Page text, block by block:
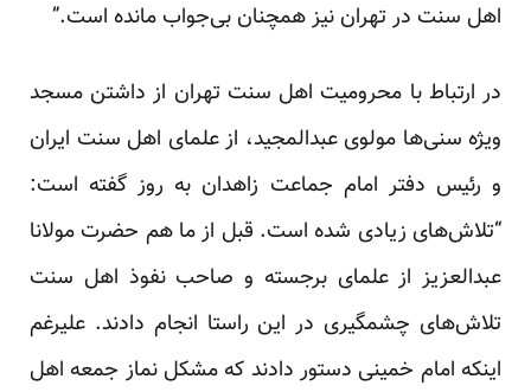
اهل سنت در تهران نیز همچنان بی‌جواب مانده است.”
در ارتباط با محرومیت اهل سنت تهران از داشتن مسجد
ویژه سنی‌ها مولوی عبدالمجید، از علمای اهل سنت ایران
و رئیس دفتر امام جماعت زاهدان به روز گفته است:
“تلاش‌های زیادی شده است. قبل از ما هم حضرت مولانا
عبدالعزیز از علمای برجسته و صاحب نفوذ اهل سنت
تلاش‌های چشمگیری در این راستا انجام دادند. علیرغم
اینکه امام خمینی دستور دادند که مشکل نماز جمعه اهل